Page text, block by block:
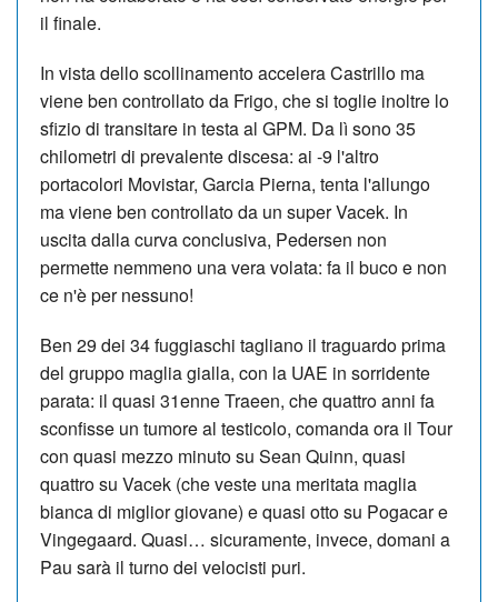
il finale.
In vista dello scollinamento accelera Castrillo ma
viene ben controllato da Frigo, che si toglie inoltre lo
sfizio di transitare in testa al GPM. Da lì sono 35
chilometri di prevalente discesa: ai -9 l'altro
portacolori Movistar, Garcia Pierna, tenta l'allungo
ma viene ben controllato da un super Vacek. In
uscita dalla curva conclusiva, Pedersen non
permette nemmeno una vera volata: fa il buco e non
ce n'è per nessuno!
Ben 29 dei 34 fuggiaschi tagliano il traguardo prima
del gruppo maglia gialla, con la UAE in sorridente
parata: il quasi 31enne Traeen, che quattro anni fa
sconfisse un tumore al testicolo, comanda ora il Tour
con quasi mezzo minuto su Sean Quinn, quasi
quattro su Vacek (che veste una meritata maglia
bianca di miglior giovane) e quasi otto su Pogacar e
Vingegaard. Quasi… sicuramente, invece, domani a
Pau sarà il turno dei velocisti puri.